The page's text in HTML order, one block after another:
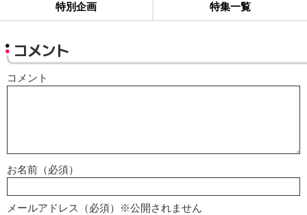
特別企画 特集一覧
コメント
コメント
お名前（必須）
メールアドレス（必須）※公開されません